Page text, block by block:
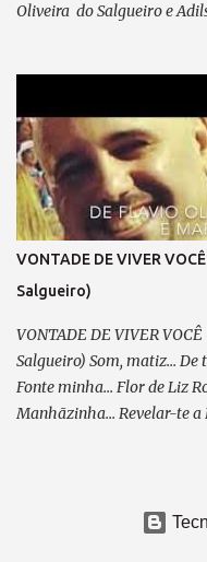
Oliveira do Salgueiro e
cavaquinho e o violão —
que brotam do teu coração.
fala da flor — Essência do
Inspiração? Essa, em ti,
acervo da nossa nação. Já
Falamos de amor, de
Temas dolentes e de
Extrair da vida “prosa e
VONTADE DE VIVER
Salgueiro)
VONTADE DE VIVER
Salgueiro) Som, matiz...
Fonte minha... Flor de Liz
Manhãzinha... Revelar-te a
houver lugar, voar, No ar